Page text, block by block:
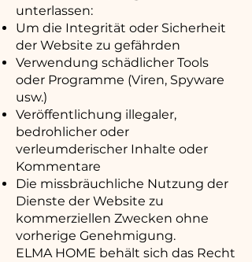
unterlassen:
Um die Integrität oder Sicherheit
der Website zu gefährden
Verwendung schädlicher Tools
oder Programme (Viren, Spyware
usw.)
Veröffentlichung illegaler,
bedrohlicher oder
verleumderischer Inhalte oder
Kommentare
Die missbräuchliche Nutzung der
Dienste der Website zu
kommerziellen Zwecken ohne
vorherige Genehmigung.
ELMA HOME behält sich das Recht